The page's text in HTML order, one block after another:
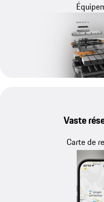
Vaste
Carte de